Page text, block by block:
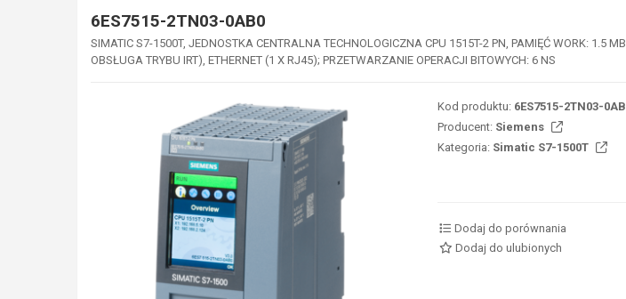
6ES7515-2TN03-0AB0
SIMATIC S7-1500T, JEDNOSTKA CENTRALNA TECHNOLOGICZNA CPU 1515T-2 PN, PAMIĘĆ WORK: 1.5
OBSŁUGA TRYBU IRT), ETHERNET (1 X RJ45); PRZETWARZANIE OPERACJI BITOWYCH: 6 NS
Kod produktu: 6ES7515-2TN03-
Producent: Siemens
Kategoria: Simatic S7-1500T
Dodaj do porównania
Dodaj do ulubionych